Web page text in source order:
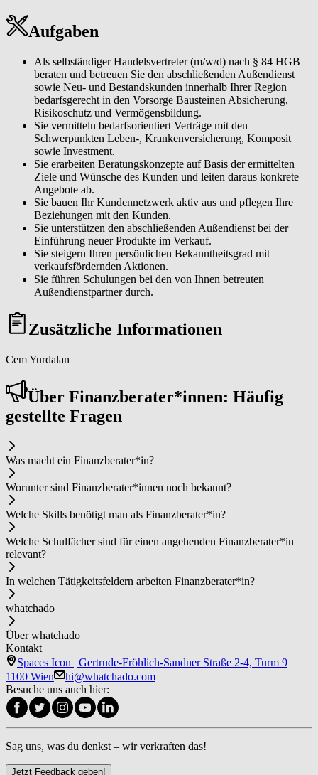
Aufgaben
Als selbständiger Handelsvertreter (m/w/d) nach § 84 HGB
beraten und betreuen Sie den abschließenden Außendienst
sowie Neu- und Bestandskunden innerhalb Ihrer Region
bedarfsgerecht in den Vorsorge Bausteinen Absicherung,
Risikoschutz und Vermögensbildung.
Sie vermitteln bedarfsorientiert Verträge mit den
Schwerpunkten Leben-, Krankenversicherung, Komposit
sowie Investment.
Sie erarbeiten Beratungskonzepte auf Basis der ermittelten
Ziele und Wünsche des Kunden und leiten daraus konkrete
Angebote ab.
Sie bauen Ihr Kundennetzwerk aktiv aus und pflegen Ihre
Beziehungen mit den Kunden.
Sie unterstützen den abschließenden Außendienst bei der
Einführung neuer Produkte im Verkauf.
Sie steigern Ihren persönlichen Bekanntheitsgrad mit
verkaufsfördernden Aktionen.
Sie führen Schulungen bei den von Ihnen betreuten
Außendienstpartner durch.
Zusätzliche Informationen
Cem Yurdalan
Über Fi­nanz­be­ra­ter*in­nen: Häufig
gestellte Fragen
Was macht ein Fi­nanz­be­ra­ter*in?
Worunter sind Fi­nanz­be­ra­ter*in­nen noch bekannt?
Welche Skills benötigt man als Fi­nanz­be­ra­ter*in?
Welche Schulfächer sind für einen angehenden Fi­nanz­be­ra­ter*in
relevant?
In welchen Tätigkeitsfeldern arbeiten Fi­nanz­be­ra­ter*in?
whatchado
Über whatchado
Kontakt
Spaces Icon | Gertrude-Fröhlich-Sandner Straße 2-4, Turm 9
1100 Wien
hi@whatchado.com
Besuche uns auch hier:
Sag uns, was du denkst – wir verkraften das!
Jetzt Feedback geben!